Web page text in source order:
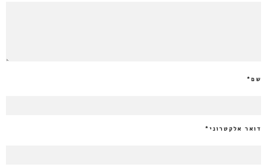
שם*
דואר אלקטרוני *